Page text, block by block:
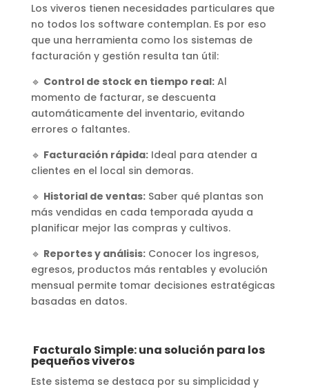
Los viveros tienen necesidades particulares que
no todos los software contemplan. Es por eso
que una herramienta como los sistemas de
facturación y gestión resulta tan útil:
🔹 Control de stock en tiempo real:Al
momento de facturar, se descuenta
automáticamente del inventario, evitando
errores o faltantes.
🔹 Facturación rápida:Ideal para atender a
clientes en el local sin demoras.
🔹 Historial de ventas:Saber qué plantas son
más vendidas en cada temporada ayuda a
planificar mejor las compras y cultivos.
🔹 Reportes y análisis:Conocer los ingresos,
egresos, productos más rentables y evolución
mensual permite tomar decisiones estratégicas
basadas en datos.
Facturalo Simple: una solución para los
pequeños viveros
Este sistema se destaca por su simplicidad y